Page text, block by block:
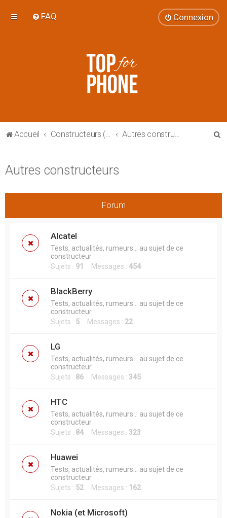
FAQ Connexion
Accueil Constructeurs (smartphones et tablettes) Autres constructeurs
e
c
Autres constructeurs
Forum
Alcatel
Tests, actualités, rumeurs... au sujet de ce
constructeur
Sujets : 91 Messages : 454
BlackBerry
Tests, actualités, rumeurs... au sujet de ce
constructeur
Sujets : 5 Messages : 22
LG
Tests, actualités, rumeurs... au sujet de ce
constructeur
Sujets : 86 Messages : 345
HTC
Tests, actualités, rumeurs... au sujet de ce
constructeur
Sujets : 84 Messages : 323
Huawei
Tests, actualités, rumeurs... au sujet de ce
constructeur
Sujets : 52Messages : 162
Nokia (et Microsoft)